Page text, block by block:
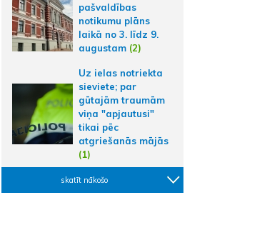
pašvaldības
notikumu plāns
laikā no 3. līdz 9.
augustam (2)
Uz ielas notriekta
sieviete; par
gūtajām traumām
viņa "apjautusi"
tikai pēc
atgriešanās mājās
(1)
skatīt nākošo